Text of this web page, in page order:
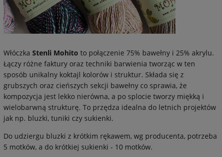
Włóczka Stenli Mohito to połączenie 75% bawełny i 25% akrylu.
Łączy różne faktury oraz techniki barwienia tworząc w ten
sposób unikalny koktajl kolorów i struktur. Składa się z
grubszych oraz cieńszych sekcji bawełny co sprawia, że
kompozycja jest lekko nierówna, a po splocie tworzy miękką i
wielobarwną strukturę. To przędza idealna do letnich projektów
jak np. bluzki, tuniki czy sukienki.
Do udziergu bluzki z krótkim rękawem, wg producenta, potrzeba
5 motków, a do krótkiej sukienki - 10 motków.